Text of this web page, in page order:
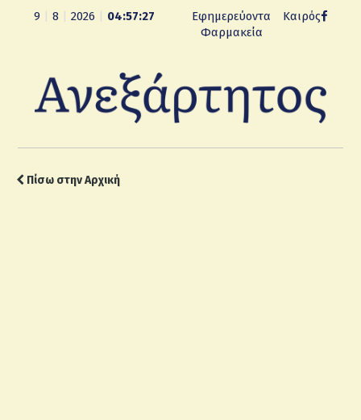
9 8 2026 04:57:28
Εφημερεύοντα
Φαρμακεία
Καιρός
Πίσω στην Αρχική